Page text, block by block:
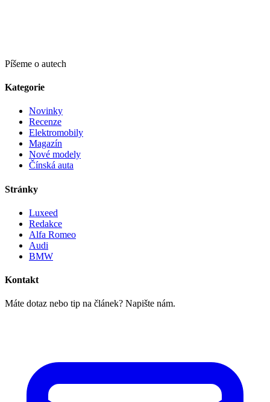
Píšeme o autech
Kategorie
Novinky
Recenze
Elektromobily
Magazín
Nové modely
Čínská auta
Stránky
Luxeed
Redakce
Alfa Romeo
Audi
BMW
Kontakt
Máte dotaz nebo tip na článek? Napište nám.